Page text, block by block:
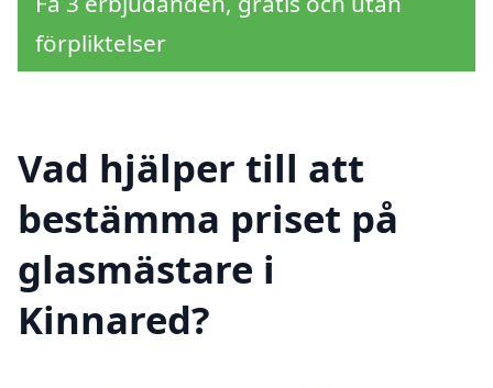
förpliktelser
Vad hjälper till att
bestämma priset på
glasmästare i
Kinnared?